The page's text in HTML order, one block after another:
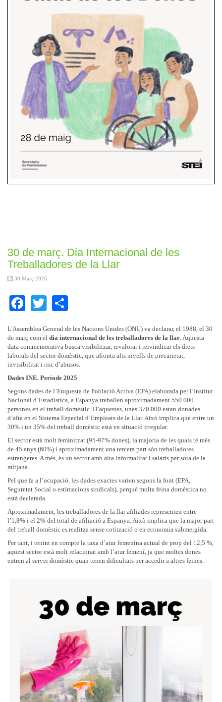
30 de març. Dia Internacional de les
Treballadores de la Llar
30 Març 2026
Facebook
Twitter
L'Assemblea General de les Nacions Unides (ONU) va declarar, el 1988, el 30
de març com el dia internacional de les treballadores de la llar. Aquesta
data commemorativa busca visibilitzar, revalorar i reivindicar els drets
laborals del sector domèstic, que afronta alts nivells de precarietat,
invisibilitat i risc d’abusos.
Dades INE. Període 2025
Segons dades de l’Enquesta de Població Activa (EPA) elaborada per l’Institut
Nacional d’Estadística, a Espanya treballen aproximadament 550.000
persones en el treball domèstic. D’aquestes, unes 370.000 estan donades
d’alta en el Sistema Especial d’Empleats de la Llar. Això implica que entre un
30% i un 35% del treball domèstic està en situació irregular.
El sector està molt feminitzat (95-97% dones), la majoria de les quals té més
de 45 anys (60%) i aproximadament una tercera part són treballadores
estrangeres. A més, és un sector amb alta informalitat i salaris per sota de la
mitjana.
Pel que fa a l’ocupació, les dades exactes varien segons la font (EPA,
Seguretat Social o estimacions sindicals), perquè molta feina domèstica no
està declarada.
Aproximadament, les treballadores de la llar afiliades representen entre
l’1,8% i el 2% del total de afiliació a Espanya. Això implica que la major part
del treball domèstic es realitza sense cotització o en economia submergida.
Per tant, i tenint en compte la taxa d’atur femenina actual de prop del 12,5 %,
aquest sector està molt relacionat amb l’atur femení, ja que moltes dones
entren al servei domèstic quan tenen dificultats per accedir a altres feines.